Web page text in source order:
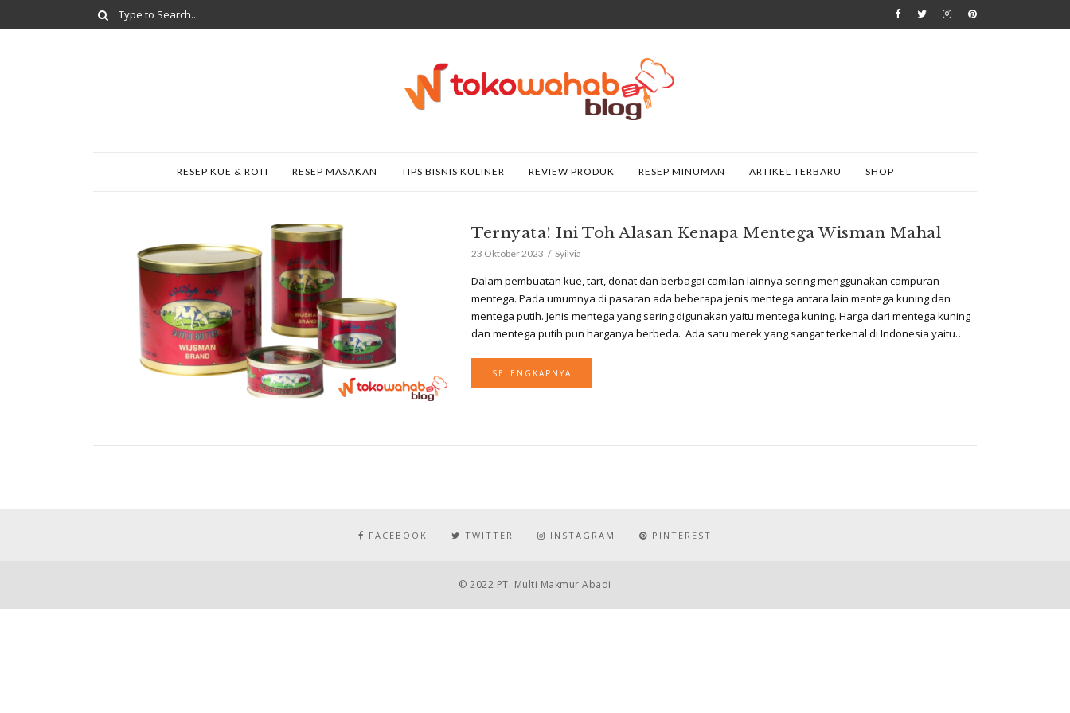
RESEP KUE & ROTI RESEP MASAKAN TIPS BISNIS KULINER REVIEW PRODUK RESEP MINUMAN ARTIKEL TERBARU SHOP
Ternyata! Ini Toh Alasan Kenapa Mentega Wisman Mahal
23 Oktober 2023 Syilvia
Dalam pembuatan kue, tart, donat dan berbagai camilan lainnya sering menggunakan campuran
mentega. Pada umumnya di pasaran ada beberapa jenis mentega antara lain mentega kuning dan
mentega putih. Jenis mentega yang sering digunakan yaitu mentega kuning. Harga dari mentega kuning
dan mentega putih pun harganya berbeda. Ada satu merek yang sangat terkenal di Indonesia yaitu…
SELENGKAPNYA
FACEBOOK TWITTER INSTAGRAM PINTEREST
© 2022 PT. Multi Makmur Abadi